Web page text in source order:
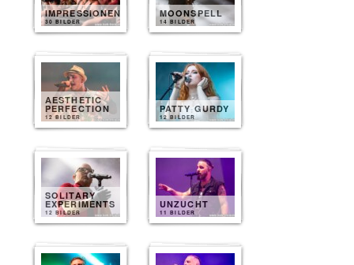
IMPRESSIONEN
30 BILDER
MOONSPELL
14 BILDER
AESTHETIC
PERFECTION
12 BILDER
PATTY GURDY
12 BILDER
SOLITARY
EXPERIMENTS
12 BILDER
UNZUCHT
11 BILDER